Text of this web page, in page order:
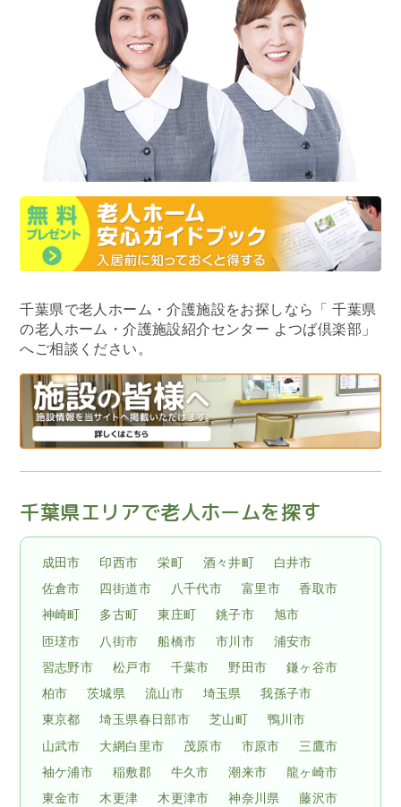
千葉県で老人ホーム・介護施設をお探しなら
「 千葉県
の老人ホーム・介護施設紹介センター よつば倶楽部」
へご相談ください。
千葉県エリアで老人ホームを探す
成田市 印西市 栄町 酒々井町
白井市
佐倉市
四街道市 八千代市 富里市
香取市
神崎町
多古町 東庄町 銚子市
旭市
匝瑳市
八街市 船橋市 市川市
浦安市
習志野市
松戸市 千葉市 野田市
鎌ヶ谷市
柏市
茨城県 流山市 埼玉県
我孫子市
東京都
埼玉県春日部市 芝山町
鴨川市
山武市
大網白里市 茂原市 市原市
三鷹市
袖ケ浦市
稲敷郡 牛久市 潮来市
龍ヶ崎市
東金市
木更津 木更津市 神奈川県
藤沢市